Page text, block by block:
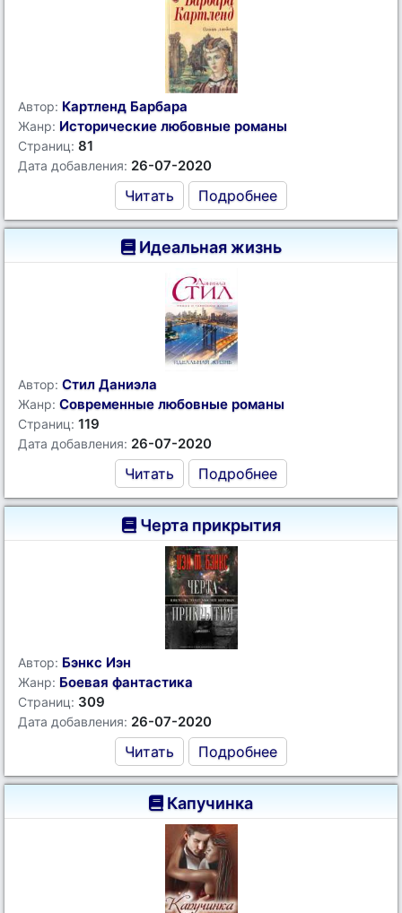
Автор: Картленд Барбара
Жанр: Исторические любовные романы
Страниц: 81
Дата добавления: 26-07-2020
Читать Подробнее
Идеальная жизнь
Автор: Стил Даниэла
Жанр: Современные любовные романы
Страниц: 119
Дата добавления: 26-07-2020
Читать Подробнее
Черта прикрытия
Автор: Бэнкс Иэн
Жанр: Боевая фантастика
Страниц: 309
Дата добавления: 26-07-2020
Читать Подробнее
Капучинка